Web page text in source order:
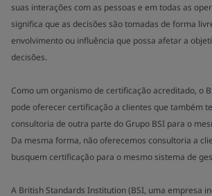
suas interações com as pessoas e em todas as
significa que as decisões são tomadas de forma
envolvimento ou influência que possa afetar a
decisões.
Como um organismo de certificação acreditado, o
pode oferecer certificação a clientes que também
consultoria de outra parte do Grupo BSI para o
Da mesma forma, não oferecemos consultoria a
busquem certificação para o mesmo sistema de
A British Standards Institution (BSI, uma empresa